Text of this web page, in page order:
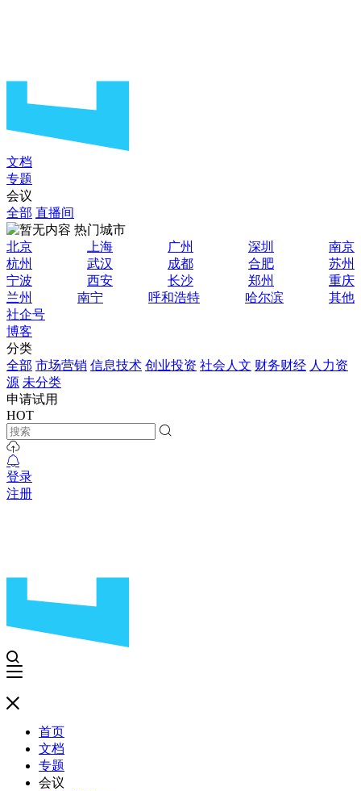
文档
专题
会议
全部 直播间
热门城市
北京
上海 广州 深圳
南京
杭州
武汉 成都 合肥
苏州
宁波
西安 长沙 郑州
重庆
兰州
南宁 呼和浩特 哈尔滨
其他
社企号
博客
分类
全部 市场营销 信息技术 创业投资 社会人文 财务财经 人力资
源 未分类
申请试用
HOT
登录
注册
首页
文档
专题
会议